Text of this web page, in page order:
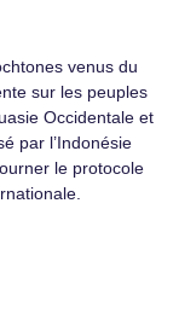
venus du
sur les peuples
Occidentale et
par l’Indonésie
le protocole